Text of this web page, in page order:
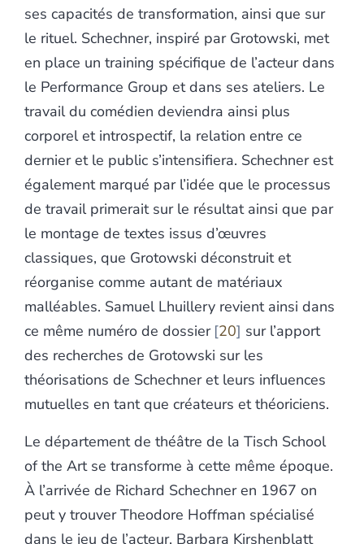
ses capacités de transformation, ainsi que sur
le rituel. Schechner, inspiré par Grotowski, met
en place un training spécifique de l’acteur dans
le Performance Group et dans ses ateliers. Le
travail du comédien deviendra ainsi plus
corporel et introspectif, la relation entre ce
dernier et le public s’intensifiera. Schechner est
également marqué par l’idée que le processus
de travail primerait sur le résultat ainsi que par
le montage de textes issus d’œuvres
classiques, que Grotowski déconstruit et
réorganise comme autant de matériaux
malléables. Samuel Lhuillery revient ainsi dans
ce même numéro de dossier 20 sur l’apport
des recherches de Grotowski sur les
théorisations de Schechner et leurs influences
mutuelles en tant que créateurs et théoriciens.
Le département de théâtre de la Tisch School
of the Art se transforme à cette même époque.
À l’arrivée de Richard Schechner en 1967 on
peut y trouver Theodore Hoffman spécialisé
dans le jeu de l’acteur, Barbara Kirshenblatt